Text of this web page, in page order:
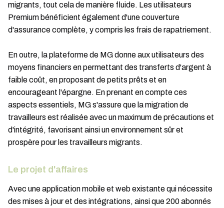
migrants, tout cela de manière fluide. Les utilisateurs
Premium bénéficient également d'une couverture
d'assurance complète, y compris les frais de rapatriement.
En outre, la plateforme de MG donne aux utilisateurs des
moyens financiers en permettant des transferts d'argent à
faible coût, en proposant de petits prêts et en
encourageant l'épargne. En prenant en compte ces
aspects essentiels, MG s'assure que la migration de
travailleurs est réalisée avec un maximum de précautions et
d'intégrité, favorisant ainsi un environnement sûr et
prospère pour les travailleurs migrants.
Le projet d'affaires
Avec une application mobile et web existante qui nécessite
des mises à jour et des intégrations, ainsi que 200 abonnés